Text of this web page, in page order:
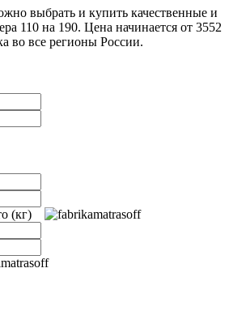
выбрать и купить качественные и
110 на 190. Цена начинается от 3552
во все регионы России.
(кг)